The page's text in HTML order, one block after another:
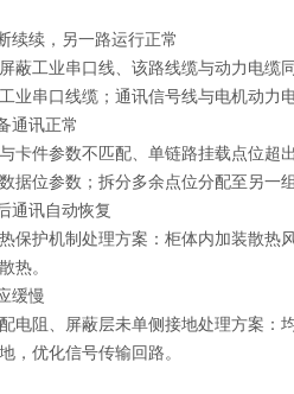
续续，另一路运行正常
蔽工业串口线、该路线缆与动力电缆
串口线缆；通讯信号线与电机动力
通讯正常
卡件参数不匹配、单链路挂载点位超
位参数；拆分多余点位分配至另一
通讯自动恢复
保护机制处理方案：柜体内加装散热
热。
缓慢
电阻、屏蔽层未单侧接地处理方案：
，优化信号传输回路。